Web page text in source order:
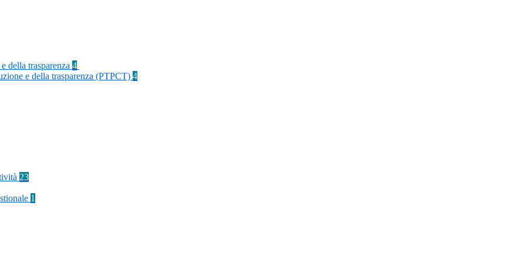
della trasparenza 4
e della trasparenza (PTPCT) 4
23
1